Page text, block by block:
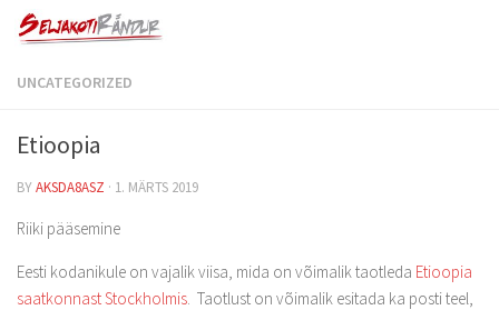
UNCATEGORIZED
Etioopia
BYAKSDA8ASZ · 1. MÄRTS 2019
Riiki pääsemine
Eesti kodanikule on vajalik viisa, mida on võimalik taotleda Etioopia
saatkonnast Stockholmis. Taotlust on võimalik esitada ka posti teel,